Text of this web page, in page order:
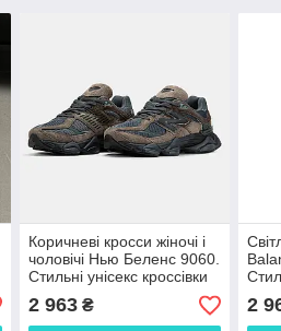
Коричневі кросси жіночі і
чоловічі Нью Беленс 9060.
Стильні унісекс кроссівки
New Balance 9060.
2 963₴ 2